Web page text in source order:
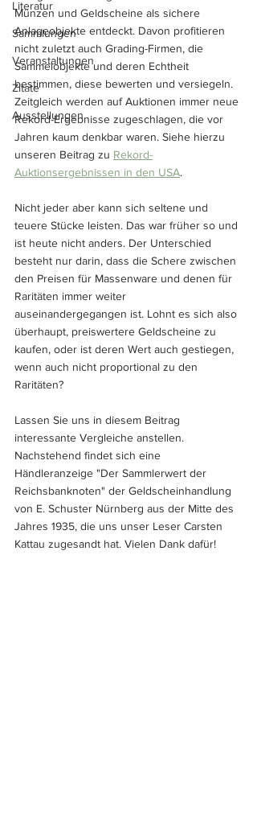
Literatur
Sammlungen
Veranstaltungen
Zitate
Ausstellungen
Münzen und Geldscheine als sichere
Anlageobjekte entdeckt. Davon profitieren
nicht zuletzt auch Grading-Firmen, die
Sammelobjekte und deren Echtheit
bestimmen, diese bewerten und versiegeln.
Zeitgleich werden auf Auktionen immer neue
Rekord-Ergebnisse zugeschlagen, die vor
Jahren kaum denkbar waren. Siehe hierzu
unseren Beitrag zu Rekord-
Auktionsergebnissen in den USA.
Nicht jeder aber kann sich seltene und
teuere Stücke leisten. Das war früher so und
ist heute nicht anders. Der Unterschied
besteht nur darin, dass die Schere zwischen
den Preisen für Massenware und denen für
Raritäten immer weiter
auseinandergegangen ist. Lohnt es sich also
überhaupt, preiswertere Geldscheine zu
kaufen, oder ist deren Wert auch gestiegen,
wenn auch nicht proportional zu den
Raritäten?
Lassen Sie uns in diesem Beitrag
interessante Vergleiche anstellen.
Nachstehend findet sich eine
Händleranzeige "Der Sammlerwert der
Reichsbanknoten" der Geldscheinhandlung
von E. Schuster Nürnberg aus der Mitte des
Jahres 1935, die uns unser Leser Carsten
Kattau zugesandt hat. Vielen Dank dafür!